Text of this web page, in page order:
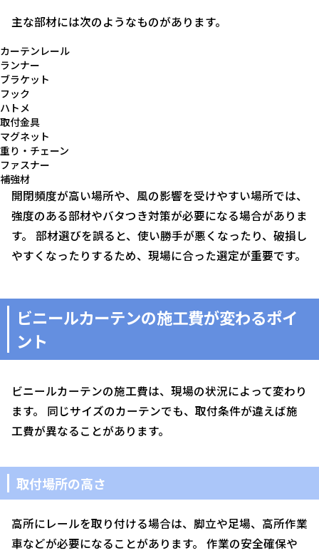
主な部材には次のようなものがあります。
カーテンレール
ランナー
ブラケット
フック
ハトメ
取付金具
マグネット
重り・チェーン
ファスナー
補強材
開閉頻度が高い場所や、風の影響を受けやすい場所では、
強度のある部材やバタつき対策が必要になる場合がありま
す。 部材選びを誤ると、使い勝手が悪くなったり、破損し
やすくなったりするため、現場に合った選定が重要です。
ビニールカーテンの施工費が変わるポイ
ント
ビニールカーテンの施工費は、現場の状況によって変わり
ます。 同じサイズのカーテンでも、取付条件が違えば施
工費が異なることがあります。
取付場所の高さ
高所にレールを取り付ける場合は、脚立や足場、高所作業
車などが必要になることがあります。 作業の安全確保や